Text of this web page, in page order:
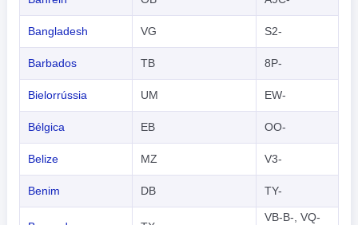
Bangladesh VG S2-
Barbados TB 8P-
Bielorrússia UM EW-
Bélgica EB OO-
Belize MZ V3-
Benim DB TY-
VB-B-, VQ-